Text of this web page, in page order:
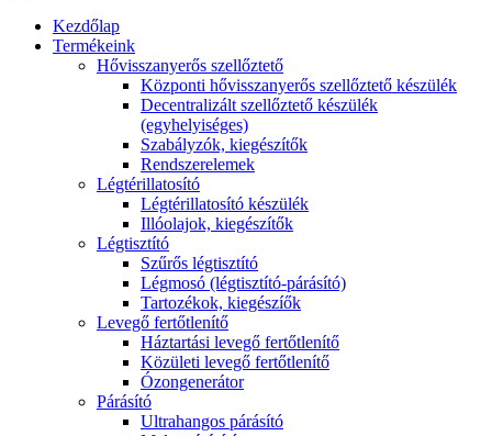
Kezdőlap
Termékeink
Hővisszanyerős szellőztető
Központi hővisszanyerős szellőztető készülék
Decentralizált szellőztető készülék
(egyhelyiséges)
Szabályzók, kiegészítők
Rendszerelemek
Légtérillatosító
Légtérillatosító készülék
Illóolajok, kiegészítők
Légtisztító
Szűrős légtisztító
Légmosó (légtisztító-párásító)
Tartozékok, kiegészíők
Levegő fertőtlenítő
Háztartási levegő fertőtlenítő
Közületi levegő fertőtlenítő
Ózongenerátor
Párásító
Ultrahangos párásító